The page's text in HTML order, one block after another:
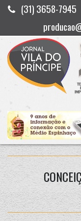
(31) 3658-7945